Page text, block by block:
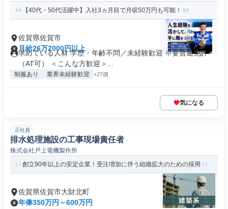
【40代・50代活躍中】入社3ヵ月目で月収50万円も可能！
佐賀県佐賀市
月給26万2000円以上
求めている人材 学歴・年齢不問／未経験歓迎 ※要普通免許
（AT可） ＜こんな方歓迎＞...
制服あり 業界未経験歓迎 +27個
気になる
正社員
排水処理施設の工事現場責任者
株式会社戸上電機製作所
創立90年以上の安定企業！受注増加に伴う組織拡大のための採用
佐賀県佐賀市大財北町
年俸350万円～600万円